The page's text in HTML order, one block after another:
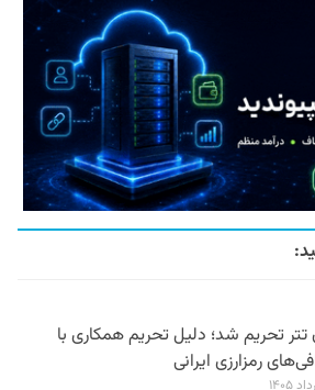
تتر تحریم شد؛ دلیل تحریم همکاری با
رمزارزی ایرانی